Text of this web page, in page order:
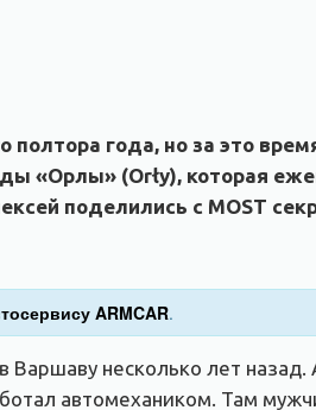
полтора года, но за это
«Орлы» (Orły), которая
поделились с MOST
ARMCAR.
несколько лет
автомехаником. Там